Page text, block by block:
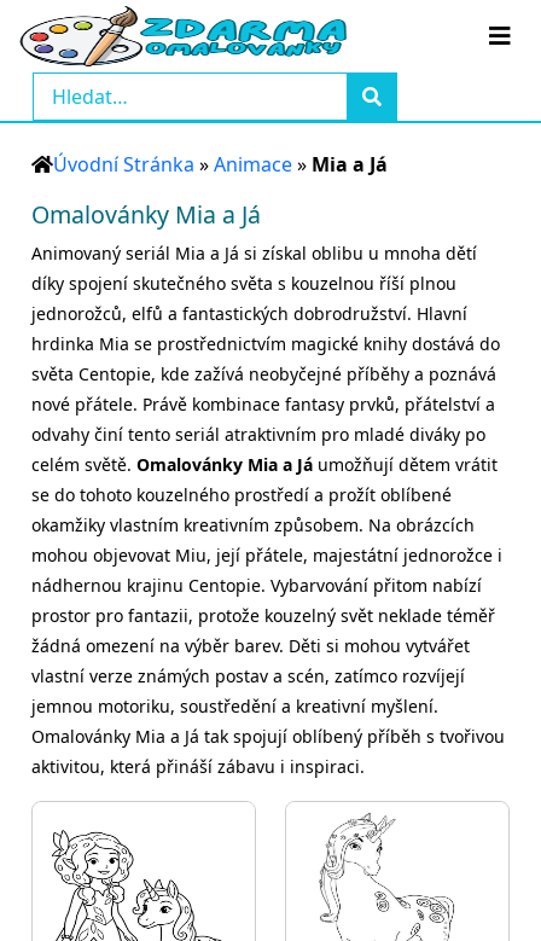
Úvodní Stránka »Animace» Mia a Já
Omalovánky Mia a Já
Animovaný seriál Mia a Já si získal oblibu u mnoha dětí
díky spojení skutečného světa s kouzelnou říší plnou
jednorožců, elfů a fantastických dobrodružství. Hlavní
hrdinka Mia se prostřednictvím magické knihy dostává do
světa Centopie, kde zažívá neobyčejné příběhy a poznává
nové přátele. Právě kombinace fantasy prvků, přátelství a
odvahy činí tento seriál atraktivním pro mladé diváky po
celém světě. Omalovánky Mia a Já umožňují dětem vrátit
se do tohoto kouzelného prostředí a prožít oblíbené
okamžiky vlastním kreativním způsobem. Na obrázcích
mohou objevovat Miu, její přátele, majestátní jednorožce i
nádhernou krajinu Centopie. Vybarvování přitom nabízí
prostor pro fantazii, protože kouzelný svět neklade téměř
žádná omezení na výběr barev. Děti si mohou vytvářet
vlastní verze známých postav a scén, zatímco rozvíjejí
jemnou motoriku, soustředění a kreativní myšlení.
Omalovánky Mia a Já tak spojují oblíbený příběh s tvořivou
aktivitou, která přináší zábavu i inspiraci.